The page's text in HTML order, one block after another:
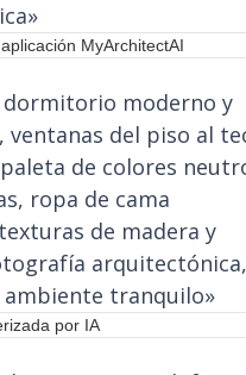
moderno y
ventanas del piso al
de colores
ropa de cama
de madera y
ambiente tranquilo»